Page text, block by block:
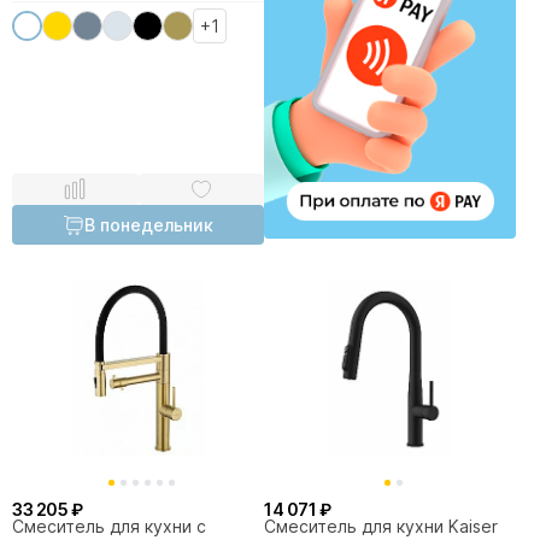
+1
В понедельник
33 205 ₽
Смеситель для кухни с
14 071 ₽
Смеситель для кухни Kaiser